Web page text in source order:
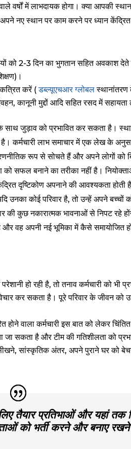
वर्षों में लाभदायक होगा। क्या आपकी
अपने नए स्थान पर काम करने पर ध्यान
को 2-3 दिन का भुगतान सहित अवकाश देते
करें (डब्ल्यूएचआर ग्लोबलस्थानांतरण
कानूनी मुद्दों आदि सहित रसद में सहायता
जुड़ाव को प्रभावित कर सकता है।
कर्मचारी लाभ समाचार में एक लेख के
रूप से सोचते हैं और अपने लोगों
सफल बनाने का तरीका नहीं है।
दृष्टिकोण अपनाने की आवश्यकता
कोई परिवार है, तो उन्हें अपने बच्चों
की कुछ नकारात्मक भावनाओं से निपट रहे
वह अपनी नई भूमिका में कैसे समायोजित
हो रही है, तो तनाव कर्मचारी को भी
कर सकता है। पूरे परिवार के जीवन को
होने वाला कर्मचारी इस बात को लेकर
जा सकता है और टीम की गतिशीलता को
सांस्कृतिक अंतर, अपने पुराने घर को
तैयार प्रतिभाओं और यहां तक
को भर्ती करने और बनाए